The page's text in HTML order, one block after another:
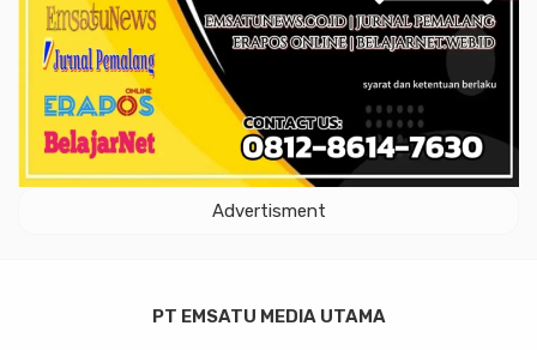
Advertisment
PT EMSATU MEDIA UTAMA